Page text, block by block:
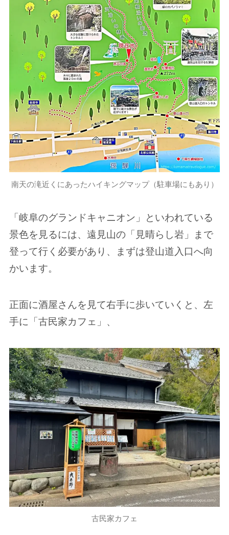
南天の滝近くにあったハイキングマップ（駐車場にもあり）
「岐阜のグランドキャニオン」といわれている
景色を見るには、遠見山の「見晴らし岩」まで
登って行く必要があり、まずは登山道入口へ向
かいます。
正面に酒屋さんを見て右手に歩いていくと、左
手に「古民家カフェ」、
古民家カフェ